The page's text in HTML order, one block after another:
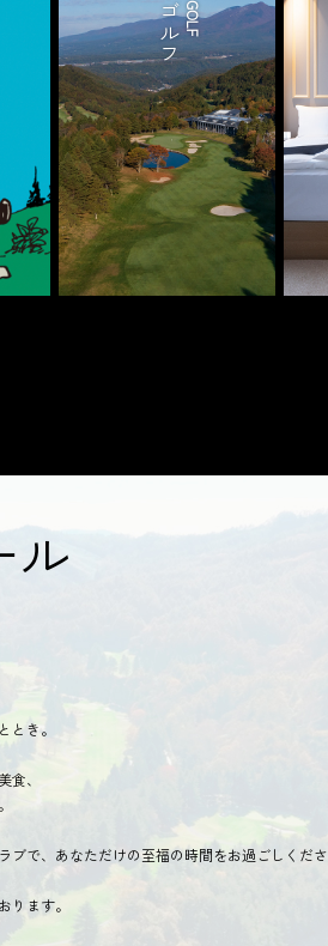
GOLF
ゴルフ
ル
とき。
、
ブで、あなただけの至福の時間をお過ごしくださ
ります。